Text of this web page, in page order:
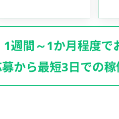
1週間～1か月程度で
から最短3日での稼